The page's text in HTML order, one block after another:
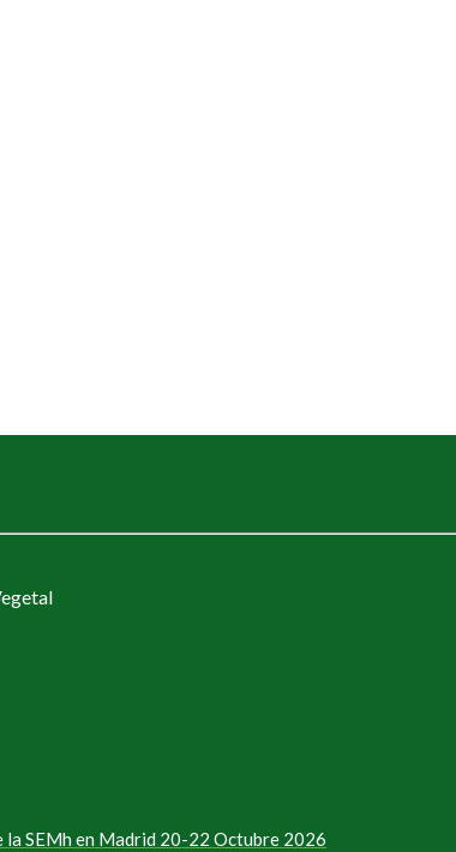
la SEMh en Madrid 20-22 Octubre 2026